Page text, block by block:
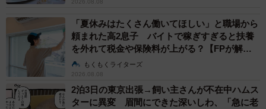
2026.08.08
「夏休みはたくさん働いてほしい」と職場から
頼まれた高2息子 バイトで稼ぎすぎると扶養
を外れて税金や保険料が上がる？【FPが解
説】もくもくライターズ
2026.08.08
2泊3日の東京出張→飼い主さんが不在中ハムス
ターに異変 眉間にできた深いしわ、「急に老